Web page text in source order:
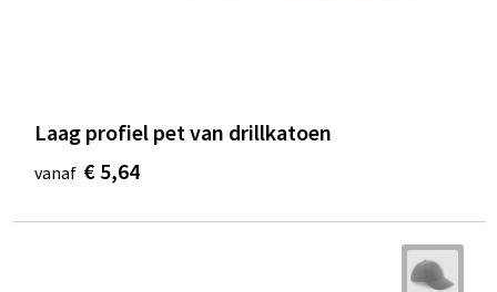
Laag profiel pet van drillkatoen
vanaf € 5,64